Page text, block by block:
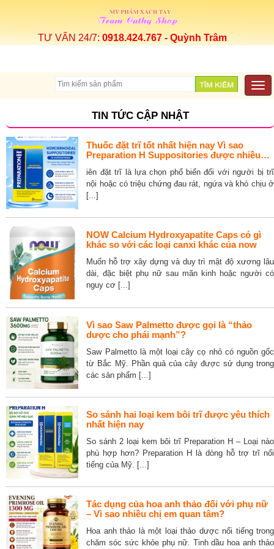
TƯ VẤN 24/7: 0918.424.767 - Quỳnh Trâm
TIN TỨC CẬP NHẬT
Thuốc đặt trĩ tốt nhất hiện nay Vì sao
Preparation H Suppositories được nhiều
iên đặt trĩ là lựa chọn phổ biến đối với người bị trĩ
nội hoặc có triệu chứng đau rát, ngứa và khó chịu ở
[...]
NOW Calcium Hydroxyapatite Caps có gì
khác so với các loại canxi khác của now
Muốn hỗ trợ xây dựng và duy trì mật độ xương lâu
dài, đặc biệt phụ nữ sau mãn kinh hoặc người có
nguy cơ [...]
Vì sao Saw Palmetto được gọi là “thảo
dược cho phái mạnh”?
Saw Palmetto là một loại cây cọ nhỏ có nguồn gốc
từ Bắc Mỹ. Phần quả của cây được sử dụng trong
các sản phẩm [...]
So sánh hai loại kem bôi trĩ được yêu thích
nhất hiện nay
So sánh 2 loại kem bôi trĩ Preparation H – Loại nào
phù hợp hơn? Preparation H là dòng hỗ trợ trĩ nổi
tiếng của Mỹ. [...]
Tác dụng của hoa anh thảo đối với phụ nữ
– Vì sao nhiều chị em quan tâm?
Hoa anh thảo là một loại thảo dược nổi tiếng trong
chăm sóc sức khỏe phụ nữ. Tinh dầu hoa anh thảo